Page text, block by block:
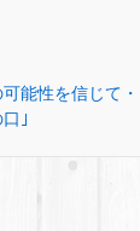
能性を信じて・
｣